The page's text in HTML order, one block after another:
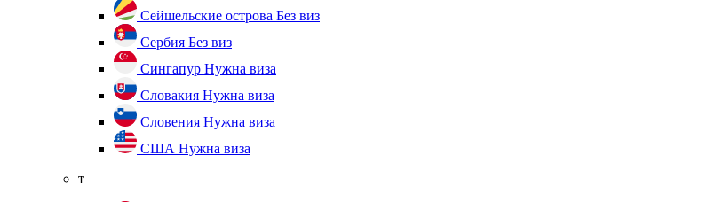
Сейшельские острова Без виз
Сербия Без виз
Сингапур Нужна виза
Словакия Нужна виза
Словения Нужна виза
США Нужна виза
т